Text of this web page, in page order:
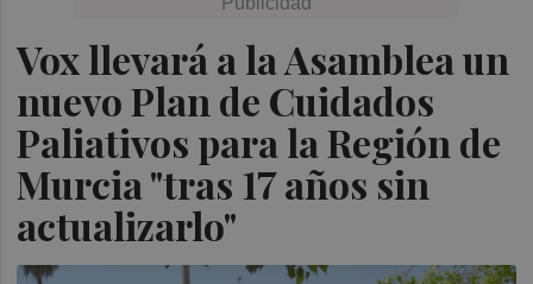
Vox llevará a la Asamblea un
nuevo Plan de Cuidados
Paliativos para la Región de
Murcia "tras 17 años sin
actualizarlo"